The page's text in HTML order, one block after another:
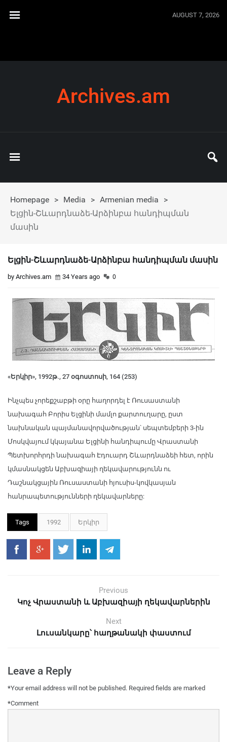
AUGUST 7, 2026
Archives.am
Homepage > Media > Armenian media
>
Ելցին-Շևարդնաձե-Արձինբա հանդիպման
մասին
Ելցին-Շևարդնաձե-Արձինբա հանդիպման մասին
by Archives.am 34 Years ago 0
«Երկիր», 1992թ., 27 օգոստոսի, 164 (253)
Ինչպես չորեքշաբթի օրը հաղորդել է Ռուսաստանի
նախագահ Բորիս Ելցինի մամլո քարտուղարը, ըստ
նախնական պայմանավորվածության՝ սեպտեմբերի 3-ին
Մոսկվայում կկայանա Ելցինի հանդիպումը Վրաստանի
Պետխորհրդի նախագահ Էդուարդ Շևարդնաձեի հետ, որին
կմասնակցեն Աբխազիայի ղեկավարությունն ու
Դաշնակցային Ռուսաստանի հյուսիս-կովկասյան
հանրապետությունների ղեկավարները:
Tags 1992 Երկիր
Previous
Կոչ Վրաստանի և Աբխազիայի ղեկավարներին
Next
Լուսանկարը՝ հաղթանակի փաստում
Leave a Reply
Your email address will not be published. Required fields are marked
*
Comment
*